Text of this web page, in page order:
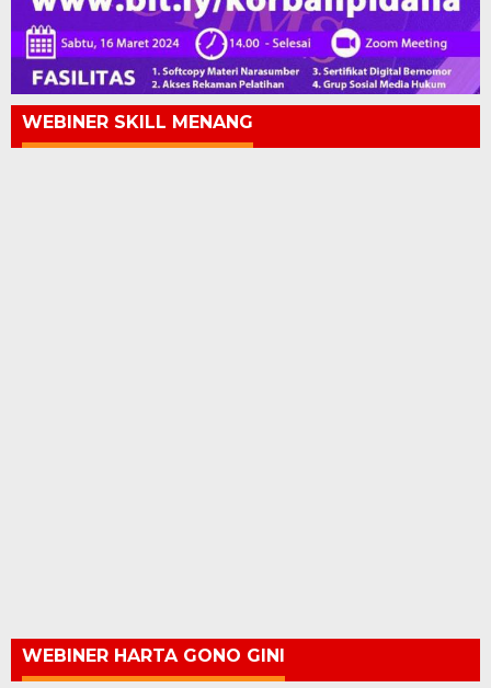
WEBINER SKILL MENANG
WEBINER HARTA GONO GINI